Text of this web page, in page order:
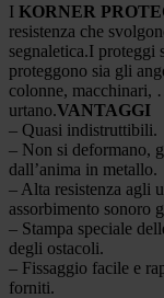
I KORNER
resistenza che
segnaletica.I proteggi
proteggono sia gli
colonne, macchinari,
urtano.VANTAGGI
– Quasi indistruttibili.
– Non si deformano,
dall’anima in metallo.
– Alta resistenza agli
assorbimento sonoro
– Stampa speciale
degli ostacoli.
– Fissaggio facile e
forniti.